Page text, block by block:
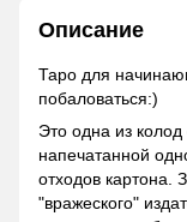
Описание
Таро для
побаловаться:)
Это одна из
напечатанной
отходов картона.
"вражеского"